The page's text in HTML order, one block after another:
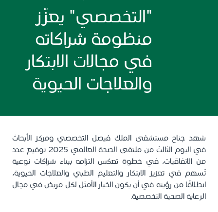
"التخصصي" يعزّز
منظومة شراكاته
في مجالات الابتكار
والعلاجات الحيوية
شهد جناح مستشفى الملك فيصل التخصصي ومركز الأبحاث
في اليوم الثالث من ملتقى الصحة العالمي 2025 توقيع عدد
من الاتفاقيات، في خطوة تعكس التزامه ببناء شراكات نوعية
تُسهم في تعزيز الابتكار والتعليم الطبي والعلاجات الحيوية،
انطلاقًا من رؤيته في أن يكون الخيار الأمثل لكل مريض في مجال
الرعاية الصحية التخصصية.